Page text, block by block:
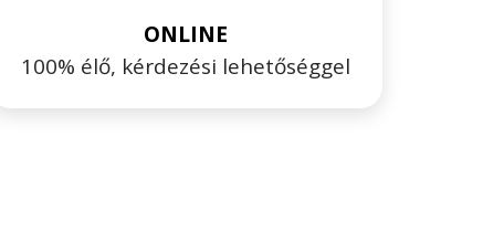
ONLINE
100% élő, kérdezési lehetőséggel